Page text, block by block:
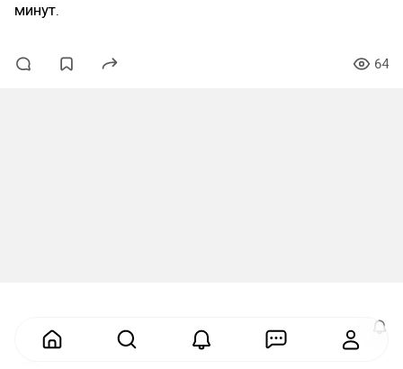
минут.
64